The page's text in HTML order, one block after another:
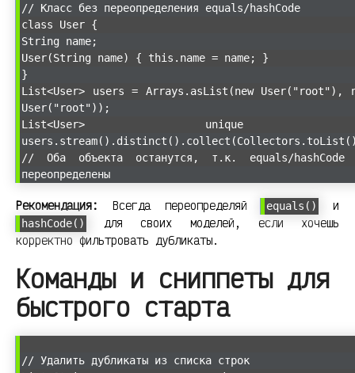
// Класс без переопределения equals/hashCode
class User {
String name;
User(String name) { this.name = name; }
}
List<User> users = Arrays.asList(new User("root"),
User("root"));
List<User> unique
// Оба объекта останутся, т.к. equals/hashCode
переопределены
Рекомендация: Всегда переопределяй equals() и
hashCode()
для своих моделей, если хочешь
корректно фильтровать дубликаты.
Команды и сниппеты для
быстрого старта
// Удалить дубликаты из списка строк